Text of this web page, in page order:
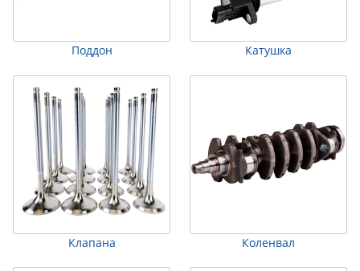
Поддон Катушка
Клапана Коленвал